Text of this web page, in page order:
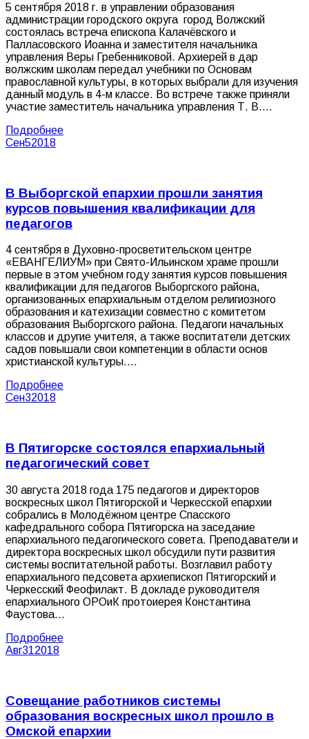
5 сентября 2018 г. в управлении образования
администрации городского округа город Волжский
состоялась встреча епископа Калачёвского и
Палласовского Иоанна и заместителя начальника
управления Веры Гребенниковой. Архиерей в дар
волжским школам передал учебники по Основам
православной культуры, в которых выбрали для изучения
данный модуль в 4-м классе. Во встрече также приняли
участие заместитель начальника управления Т. В.…
Подробнее
Сен52018
В Выборгской епархии прошли занятия
курсов повышения квалификации для
педагогов
4 сентября в Духовно-просветительском центре
«ЕВАНГЕЛИУМ» при Свято-Ильинском храме прошли
первые в этом учебном году занятия курсов повышения
квалификации для педагогов Выборгского района,
организованных епархиальным отделом религиозного
образования и катехизации совместно с комитетом
образования Выборгского района. Педагоги начальных
классов и другие учителя, а также воспитатели детских
садов повышали свои компетенции в области основ
христианской культуры.…
Подробнее
Сен32018
В Пятигорске состоялся епархиальный
педагогический совет
30 августа 2018 года 175 педагогов и директоров
воскресных школ Пятигорской и Черкесской епархии
собрались в Молодёжном центре Спасского
кафедрального собора Пятигорска на заседание
епархиального педагогического совета. Преподаватели и
директора воскресных школ обсудили пути развития
системы воспитательной работы. Возглавил работу
епархиального педсовета архиепископ Пятигорский и
Черкесский Феофилакт. В докладе руководителя
епархиального ОРОиК протоиерея Константина
Фаустова…
Подробнее
Авг312018
Совещание работников системы
образования воскресных школ прошло в
Омской епархии